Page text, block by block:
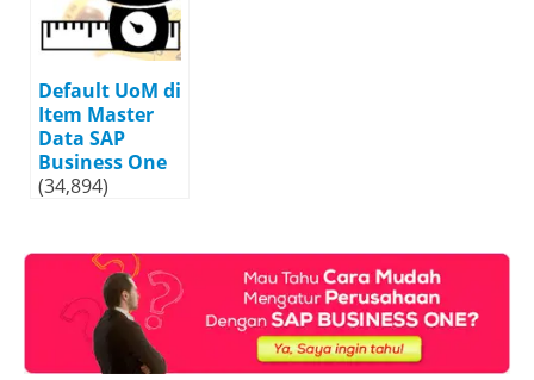
Default UoM di
Item Master
Data SAP
Business One
(34,894)